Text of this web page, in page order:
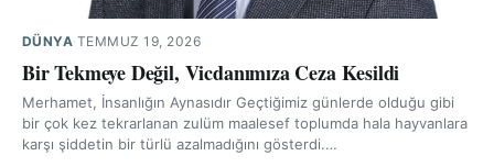
DÜNYA·TEMMUZ 19, 2026
Bir Tekmeye Değil, Vicdanımıza Ceza Kesildi
Merhamet, İnsanlığın Aynasıdır Geçtiğimiz günlerde olduğu gibi
bir çok kez tekrarlanan zulüm maalesef toplumda hala hayvanlara
karşı şiddetin bir türlü azalmadığını gösterdi.…